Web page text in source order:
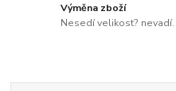
Výměna zboží
Nesedí velikost?